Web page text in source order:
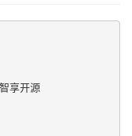
享开源